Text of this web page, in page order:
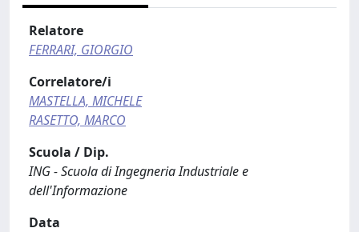
Relatore
FERRARI, GIORGIO
Correlatore/i
MASTELLA, MICHELE
RASETTO, MARCO
Scuola / Dip.
ING - Scuola di Ingegneria Industriale e
dell'Informazione
Data